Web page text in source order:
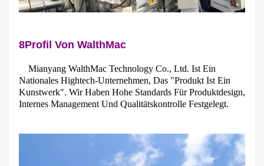
8Profil Von WalthMac
Mianyang WalthMac Technology Co., Ltd. Ist Ein
Nationales Hightech-Unternehmen, Das "Produkt Ist Ein
Kunstwerk". Wir Haben Hohe Standards Für Produktdesign,
Internes Management Und Qualitätskontrolle Festgelegt.